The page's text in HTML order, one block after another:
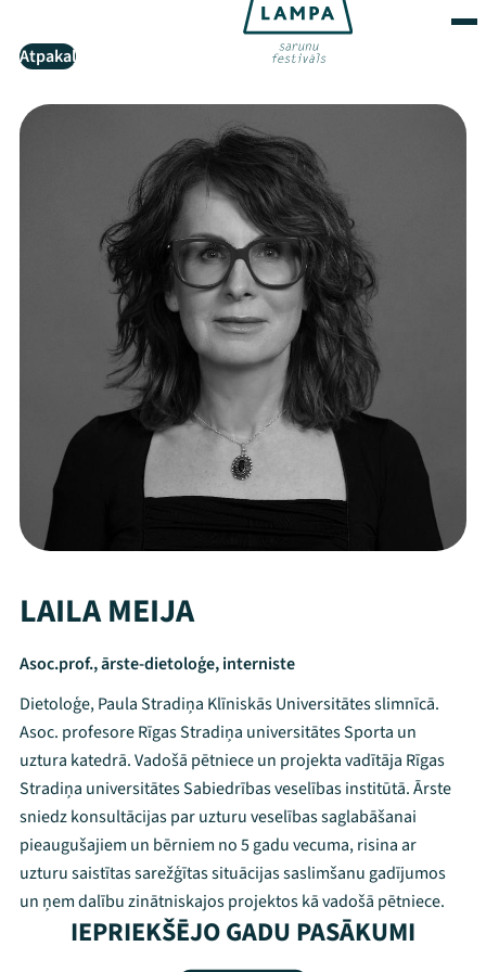
Mana programma
Atpakaļ
LAILA MEIJA
Asoc.prof., ārste-dietoloģe, interniste
Dietoloģe, Paula Stradiņa Klīniskās Universitātes slimnīcā.
Asoc. profesore Rīgas Stradiņa universitātes Sporta un
uztura katedrā. Vadošā pētniece un projekta vadītāja Rīgas
Stradiņa universitātes Sabiedrības veselības institūtā. Ārste
sniedz konsultācijas par uzturu veselības saglabāšanai
pieaugušajiem un bērniem no 5 gadu vecuma, risina ar
uzturu saistītas sarežģītas situācijas saslimšanu gadījumos
un ņem dalību zinātniskajos projektos kā vadošā pētniece.
IEPRIEKŠĒJO GADU PASĀKUMI